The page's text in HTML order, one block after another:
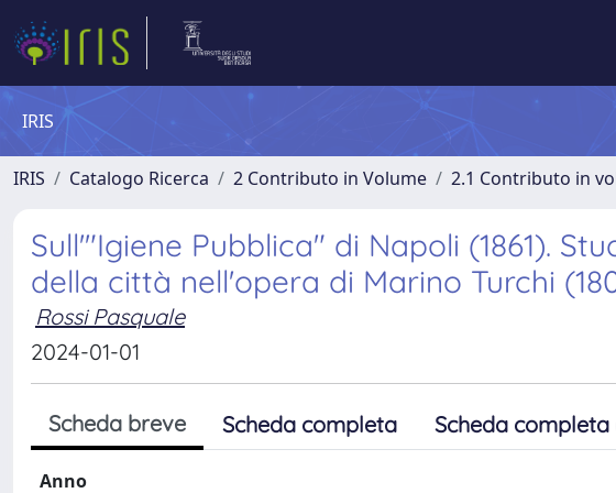
IRIS
IRIS Catalogo Ricerca 2 Contributo in Volume 2.1 Contributo in
Sull'"Igiene Pubblica" di Napoli (1861).
della città nell'opera di Marino Turchi
Rossi Pasquale
2024-01-01
Scheda breve Scheda completa Scheda completa
Anno